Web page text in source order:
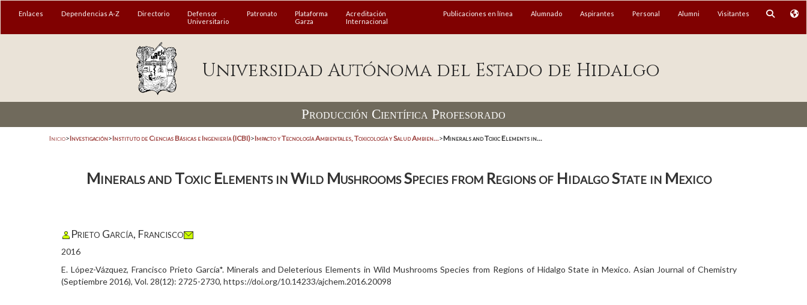
Enlaces Dependencias A-Z Directorio
Defensor
Universitario
Patronato
Plataforma
Garza
Acreditación
Internacional
Publicaciones en línea Alumnado Aspirantes Personal Alumni Visitantes
Universidad Autónoma del Estado de Hidalgo
Producción Científica Profesorado
Inicio>Investigación>Instituto de Ciencias Básicas e Ingeniería (ICBI)>Impacto y Tecnología Ambientales, Toxicología y Salud Ambien...>Minerals and Toxic Elements in...
Minerals and Toxic Elements in Wild Mushrooms Species from Regions of Hidalgo State in Mexico
Prieto García, Francisco
2016
E. López-Vázquez, Francisco Prieto García*. Minerals and Deleterious Elements in Wild Mushrooms Species from Regions of Hidalgo State in Mexico. Asian Journal of Chemistry
(Septiembre 2016), Vol. 28(12): 2725-2730, https://doi.org/10.14233/ajchem.2016.20098